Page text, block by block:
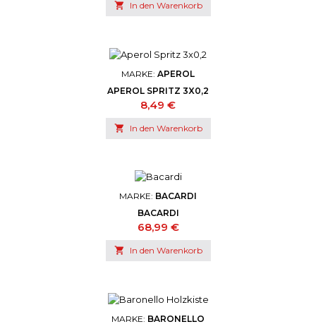
 In den Warenkorb
MARKE: APEROL
APEROL SPRITZ 3X0,2
Preis
8,49 €
 In den Warenkorb
MARKE: BACARDI
BACARDI
Preis
68,99 €
 In den Warenkorb
MARKE: BARONELLO